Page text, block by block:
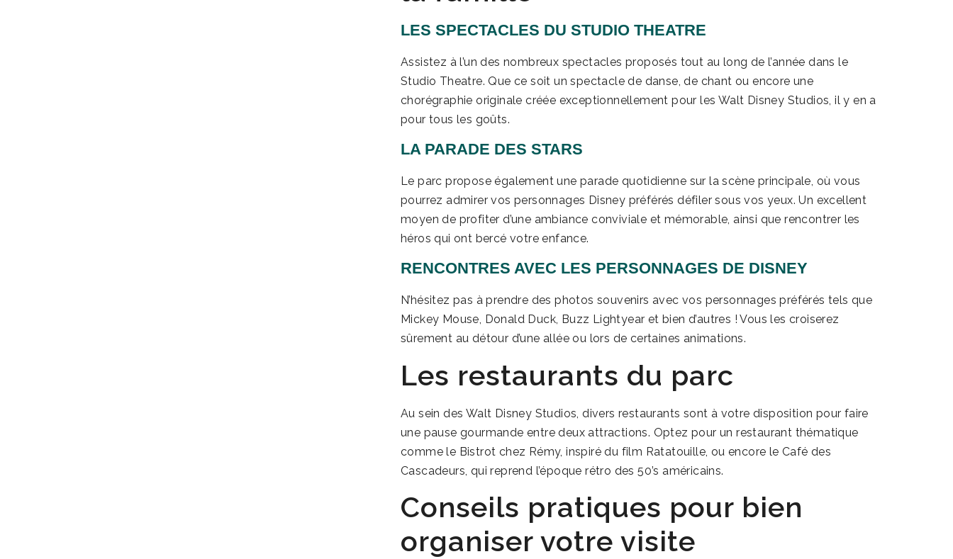
LES SPECTACLES DU STUDIO THEATRE
Assistez à l’un des nombreux spectacles proposés tout au long de l’année dans le
Studio Theatre. Que ce soit un spectacle de danse, de chant ou encore une
chorégraphie originale créée exceptionnellement pour les Walt Disney Studios, il y en a
pour tous les goûts.
LA PARADE DES STARS
Le parc propose également une parade quotidienne sur la scène principale, où vous
pourrez admirer vos personnages Disney préférés défiler sous vos yeux. Un excellent
moyen de profiter d’une ambiance conviviale et mémorable, ainsi que rencontrer les
héros qui ont bercé votre enfance.
RENCONTRES AVEC LES PERSONNAGES DE DISNEY
N’hésitez pas à prendre des photos souvenirs avec vos personnages préférés tels que
Mickey Mouse, Donald Duck, Buzz Lightyear et bien d’autres ! Vous les croiserez
sûrement au détour d’une allée ou lors de certaines animations.
Les restaurants du parc
Au sein des Walt Disney Studios, divers restaurants sont à votre disposition pour faire
une pause gourmande entre deux attractions. Optez pour un restaurant thématique
comme le Bistrot chez Rémy, inspiré du film Ratatouille, ou encore le Café des
Cascadeurs, qui reprend l’époque rétro des 50’s américains.
Conseils pratiques pour bien
organiser votre visite